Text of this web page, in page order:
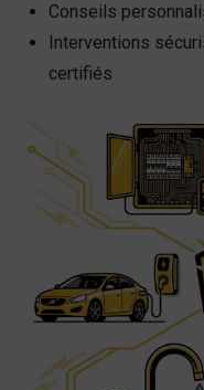
Conseils
Interventions
certifiés